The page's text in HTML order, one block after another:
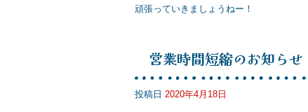
頑張っていきましょうねー！
営業時間短縮のお知らせ
投稿日 2020年4月18日